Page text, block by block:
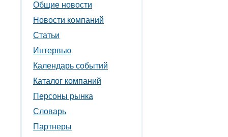
Общие новости
Новости компаний
Статьи
Интервью
Календарь событий
Каталог компаний
Персоны рынка
Словарь
Партнеры